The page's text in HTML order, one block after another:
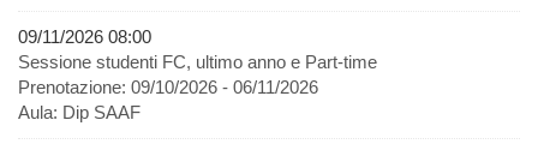
09/11/2026 08:00
Sessione studenti FC, ultimo anno e Part-time
Prenotazione: 09/10/2026 - 06/11/2026
Aula: Dip SAAF